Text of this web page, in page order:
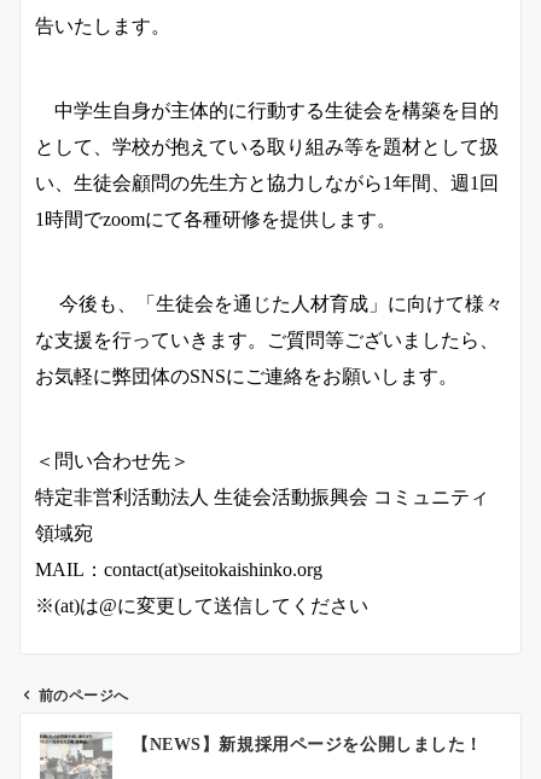
告いたします。
中学生自身が主体的に行動する生徒会を構築を目的
として、学校が抱えている取り組み等を題材として扱
い、生徒会顧問の先生方と協力しながら1年間、週1回
1時間でzoomにて各種研修を提供します。
今後も、「生徒会を通じた人材育成」に向けて様々
な支援を行っていきます。ご質問等ございましたら、
お気軽に弊団体のSNSにご連絡をお願いします。
＜問い合わせ先＞
特定非営利活動法人 生徒会活動振興会 コミュニティ
領域宛
MAIL：contact(at)seitokaishinko.org
※(at)は@に変更して送信してください
前のページへ
【NEWS】新規採用ページを公開しました！